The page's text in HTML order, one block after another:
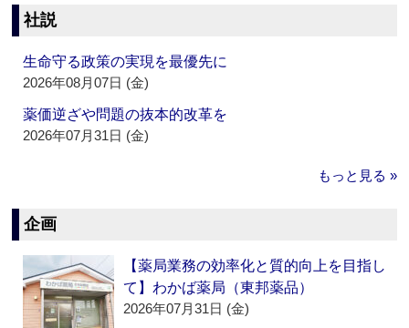
社説
生命守る政策の実現を最優先に
2026年08月07日 (金)
薬価逆ざや問題の抜本的改革を
2026年07月31日 (金)
もっと見る »
企画
【薬局業務の効率化と質的向上を目指し
て】わかば薬局（東邦薬品）
2026年07月31日 (金)